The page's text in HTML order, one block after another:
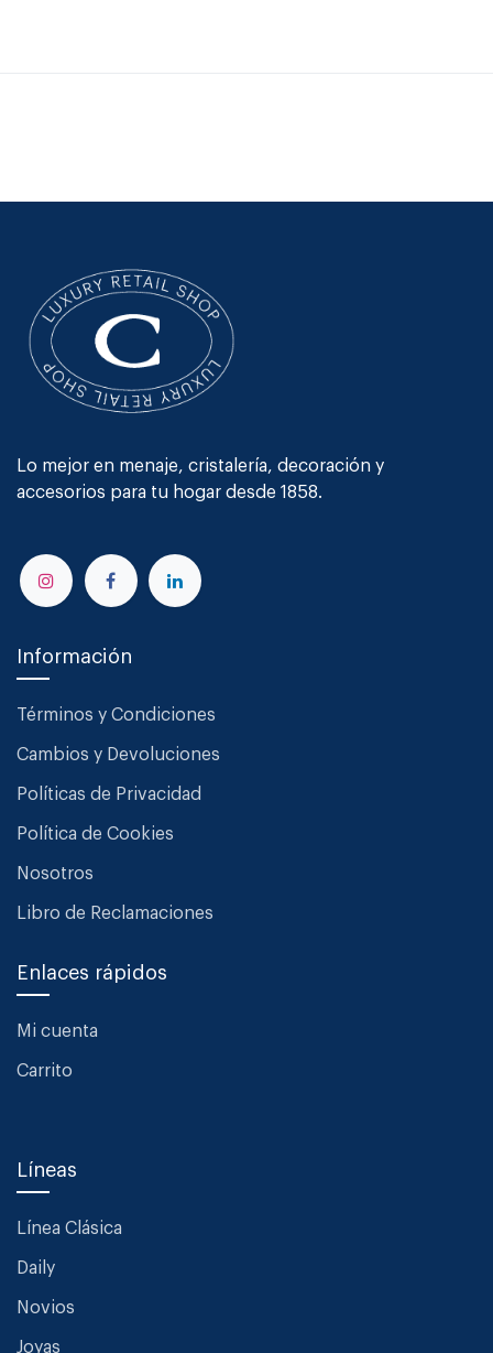
Lo mejor en menaje, cristalería, decoración y
accesorios para tu hogar desde 1858.
Información
Términos y Condiciones
Cambios y Devoluciones
Políticas de Privacidad
Política de Cookies
Nosotros
Libro de Reclamaciones
Enlaces rápidos
Mi cuenta
Carrito
Líneas
Línea Clásica
Daily
Novios
Joyas